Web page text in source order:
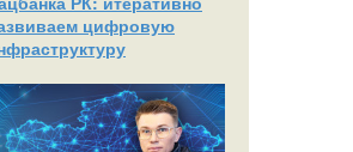
цифровую